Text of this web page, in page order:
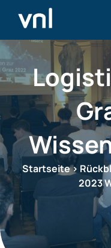
Startseite>
2023